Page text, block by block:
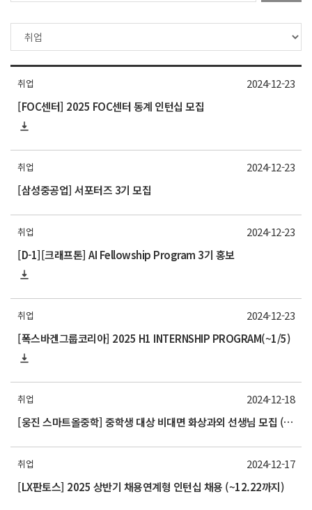
취업
[FOC센터] 2025 FOC센터 동계 인턴십 모집
2024-12-23
취업
[삼성중공업] 서포터즈 3기 모집
2024-12-23
취업
[D-1][크래프톤] AI Fellowship Program 3기 홍보
2024-12-23
취업
[폭스바겐그룹코리아] 2025 H1 INTERNSHIP PROGRAM(~1/5)
2024-12-23
취업
[웅진 스마트올중학] 중학생 대상 비대면 화상과외 선생님 모집 (~12/27)
2024-12-18
취업
[LX판토스] 2025 상반기 채용연계형 인턴십 채용 (~12.22까지)
2024-12-17